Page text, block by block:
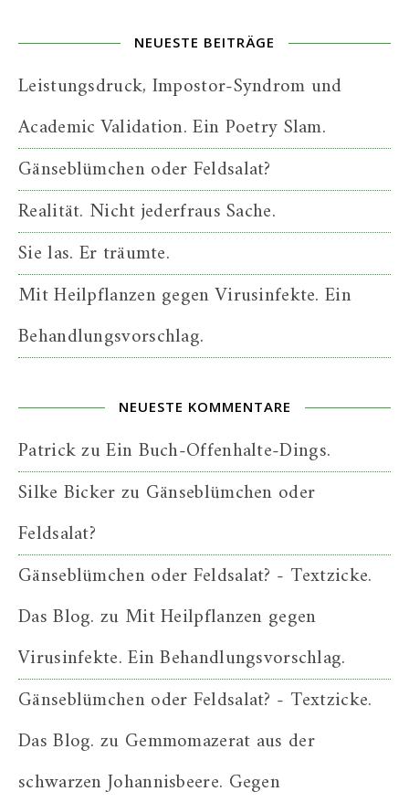
NEUESTE BEITRÄGE
Leistungsdruck, Impostor-Syndrom und
Academic Validation. Ein Poetry Slam.
Gänseblümchen oder Feldsalat?
Realität. Nicht jederfraus Sache.
Sie las. Er träumte.
Mit Heilpflanzen gegen Virusinfekte. Ein
Behandlungsvorschlag.
NEUESTE KOMMENTARE
PatrickzuEin Buch-Offenhalte-Dings.
Silke Bickerzu Gänseblümchen oder
Feldsalat?
Gänseblümchen oder Feldsalat? - Textzicke.
Das Blog. zu Mit Heilpflanzen gegen
Virusinfekte. Ein Behandlungsvorschlag.
Gänseblümchen oder Feldsalat? - Textzicke.
Das Blog. zu Gemmomazerat aus der
schwarzen Johannisbeere. Gegen